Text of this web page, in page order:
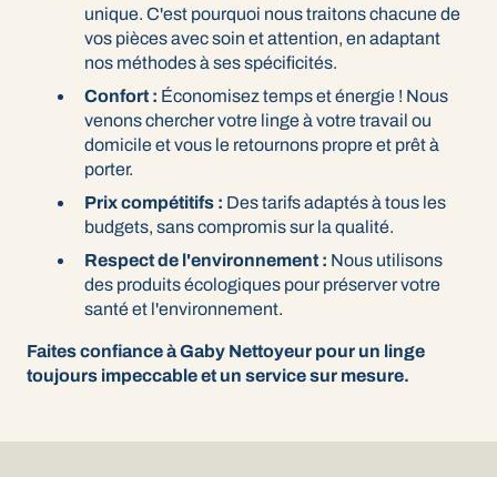
unique. C'est pourquoi nous traitons chacune de
vos pièces avec soin et attention, en adaptant
nos méthodes à ses spécificités.
Confort : Économisez temps et énergie ! Nous
venons chercher votre linge à votre travail ou
domicile et vous le retournons propre et prêt à
porter.
Prix compétitifs : Des tarifs adaptés à tous les
budgets, sans compromis sur la qualité.
Respect de l'environnement : Nous utilisons
des produits écologiques pour préserver votre
santé et l'environnement.
Faites confiance à Gaby Nettoyeur pour un linge
toujours impeccable et un service sur mesure.